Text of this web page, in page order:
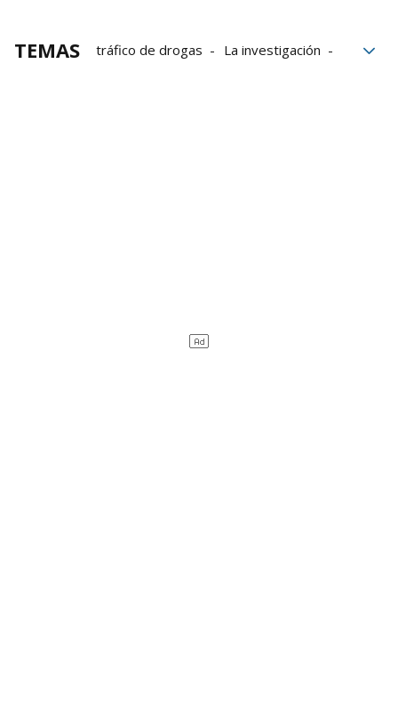
TEMAS tráfico de drogas
La investigación